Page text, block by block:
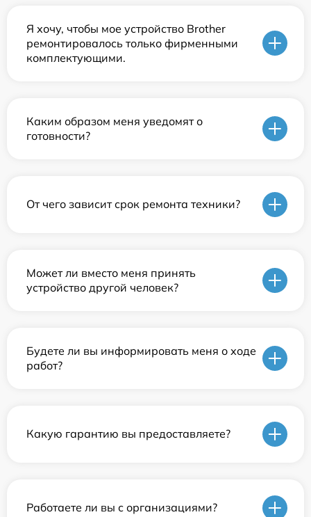
Я хочу, чтобы мое устройство Brother
ремонтировалось только фирменными
комплектующими.
Каким образом меня уведомят о
готовности?
От чего зависит срок ремонта техники?
Может ли вместо меня принять
устройство другой человек?
Будете ли вы информировать меня о ходе
работ?
Какую гарантию вы предоставляете?
Работаете ли вы с организациями?